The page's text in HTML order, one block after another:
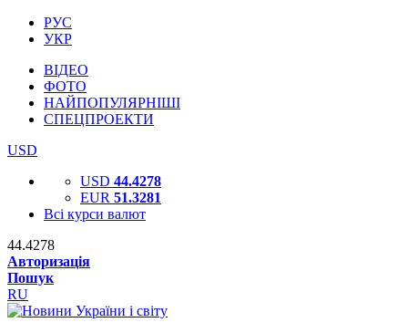
РУС
УКР
ВІДЕО
ФОТО
НАЙПОПУЛЯРНІШІ
СПЕЦПРОЕКТИ
USD
USD 44.4278
EUR 51.3281
Всі курси валют
44.4278
Авторизація
Пошук
RU